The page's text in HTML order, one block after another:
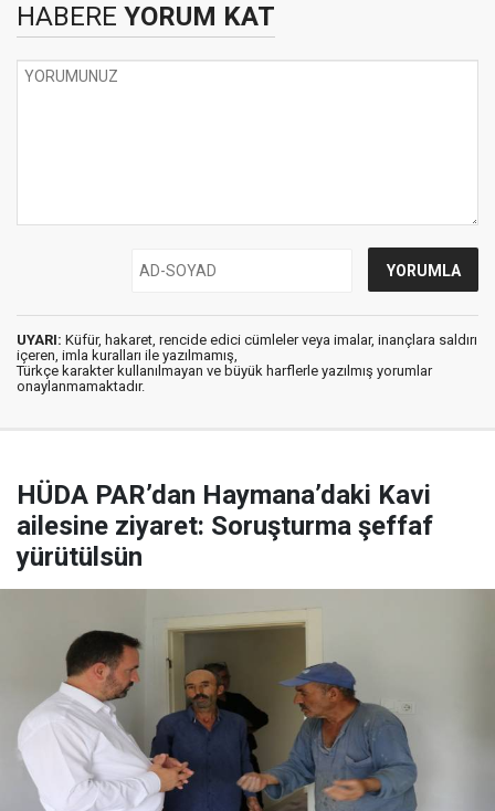
HABERE YORUM KAT
UYARI: Küfür, hakaret, rencide edici cümleler veya imalar, inançlara saldırı
içeren, imla kuralları ile yazılmamış,
Türkçe karakter kullanılmayan ve büyük harflerle yazılmış yorumlar
onaylanmamaktadır.
HÜDA PAR’dan Haymana’daki Kavi
ailesine ziyaret: Soruşturma şeffaf
yürütülsün